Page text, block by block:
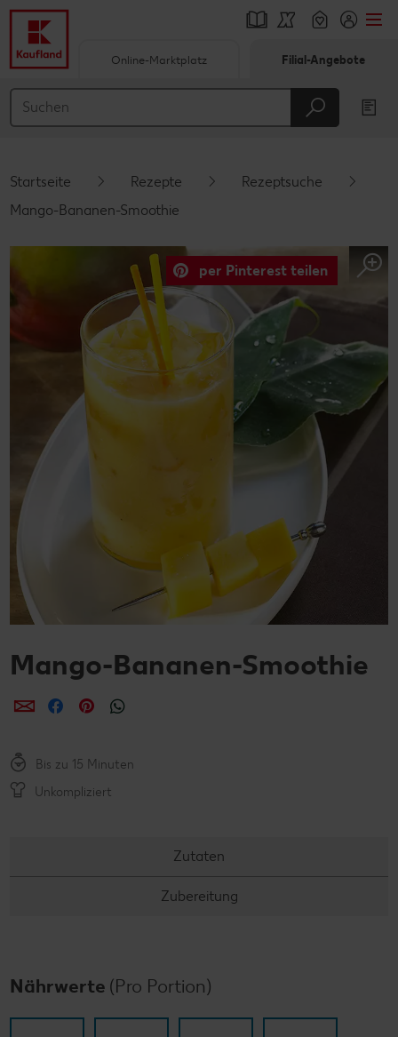
Hauptinhalt
Schwebender Seitenbereich
Online-Marktplatz Filial-Angebote
Startseite Rezepte
Rezeptsuche
Mango-Bananen-Smoothie
per Pinterest teilen
Mango-Bananen-Smoothie
per E-Mail teilen
per Facebook teilen
per Pinterest teilen
Bis zu 15 Minuten
Unkompliziert
Zutaten
Zubereitung
Nährwerte (Pro Portion)